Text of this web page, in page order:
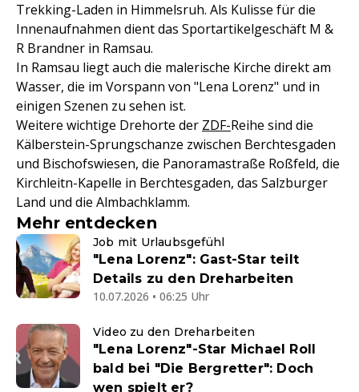
Trekking-Laden in Himmelsruh. Als Kulisse für die
Innenaufnahmen dient das Sportartikelgeschäft M &
R Brandner in Ramsau.
In Ramsau liegt auch die malerische Kirche direkt am
Wasser, die im Vorspann von "Lena Lorenz" und in
einigen Szenen zu sehen ist.
Weitere wichtige Drehorte der ZDF-Reihe sind die
Kälberstein-Sprungschanze zwischen Berchtesgaden
und Bischofswiesen, die Panoramastraße Roßfeld, die
Kirchleitn-Kapelle in Berchtesgaden, das Salzburger
Land und die Almbachklamm.
Mehr entdecken
Job mit Urlaubsgefühl
"Lena Lorenz": Gast-Star teilt
Details zu den Dreharbeiten
10.07.2026 • 06:25 Uhr
Video zu den Dreharbeiten
"Lena Lorenz"-Star Michael Roll
bald bei "Die Bergretter": Doch
wen spielt er?